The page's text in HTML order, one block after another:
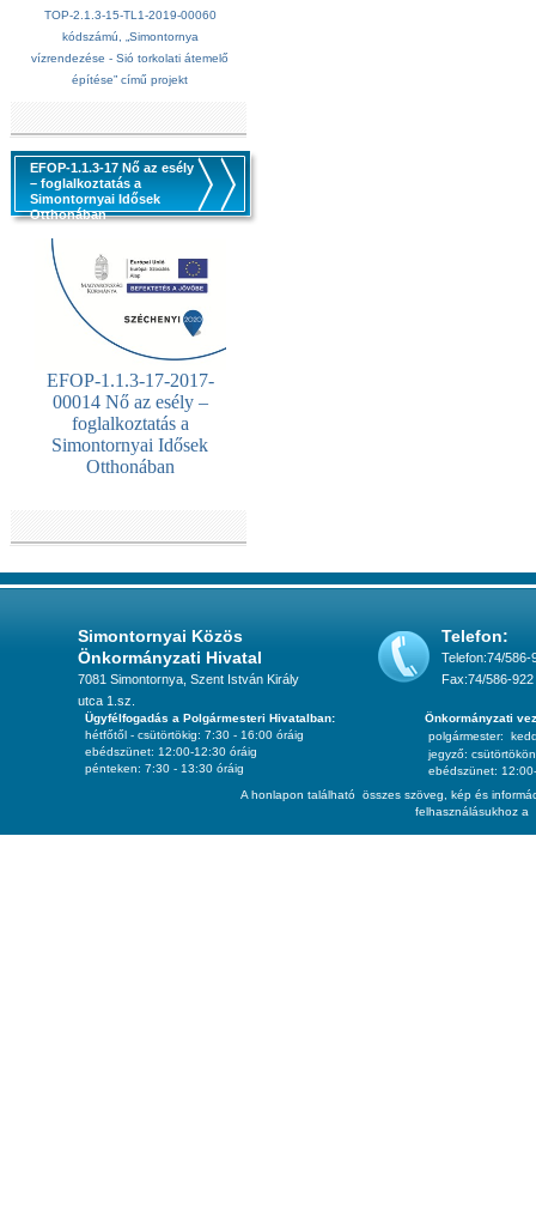
TOP-2.1.3-15-TL1-2019-00060
kódszámú, „Simontornya
vízrendezése - Sió torkolati átemelő
építése” című projekt
EFOP-1.1.3-17 Nő az esély
– foglalkoztatás a
Simontornyai Idősek
Otthonában
EFOP-1.1.3-17-2017-
00014 Nő az esély –
foglalkoztatás a
Simontornyai Idősek
Otthonában
Simontornyai Közös
Önkormányzati Hivatal
7081 Simontornya, Szent István Király
utca 1.sz.
Telefon:
Telefon:74/586-
Fax:74/586-922
A honlapon található összes szöveg, kép és
felhasználásukhoz a
Ügyfélfogadás a Polgármesteri Hivatalban:
hétfőtől - csütörtökig: 7:30 - 16:00 óráig
ebédszünet: 12:00-12:30 óráig
pénteken: 7:30 - 13:30 óráig
Önkormányzati
polgármester:
jegyző: csütörtökön
ebédszünet: